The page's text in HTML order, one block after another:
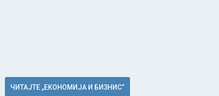
ЧИТАЈТЕ „ЕКОНОМИЈА И БИЗНИС“